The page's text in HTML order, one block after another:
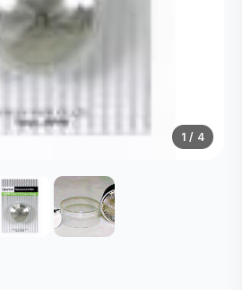
1 / 4